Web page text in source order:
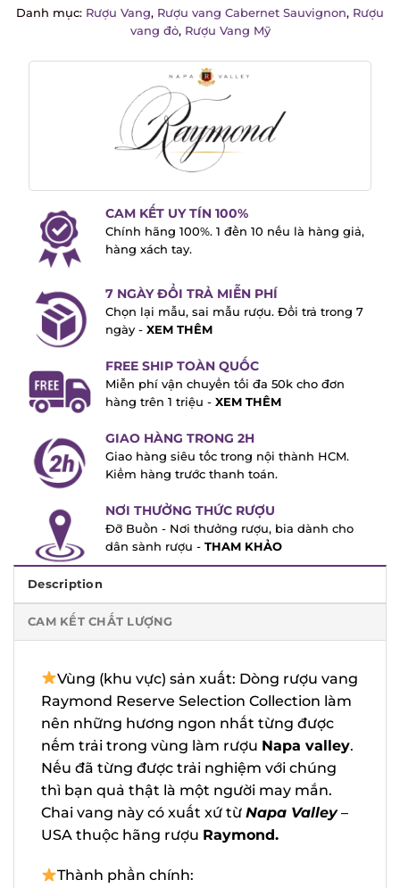
Mã:RD+RA06
Rượu Vang,Rượu vang Cabernet Sauvignon
CAM KẾT UY TÍN 100%
Chính hãng 100%. 1 đền 10 nếu là hàng
7 NGÀY ĐỔI TRẢ MIỄN PHÍ
Chọn lại mẫu, sai mẫu rượu. Đổi trả trong
FREE SHIP TOÀN QUỐC
Miễn phí vận chuyển tối đa 50k cho đơn
GIAO HÀNG TRONG 2H
Giao hàng siêu tốc trong nội thành HCM.
NƠI THƯỞNG THỨC RƯỢU
Đỡ Buồn - Nơi thưởng rượu, bia dành cho
dân sành rượu - THAM KHẢO
Description
CAM KẾT CHẤT LƯỢNG
Vùng (khu vực) sản xuất: Dòng rượu
vang Raymond Reserve Selection
Collection làm nên những hương ngon
nhất từng được nếm trải trong vùng làm
rượuNapa valley. Nếu đã từng được trải
nghiệm với chúng thì bạn quả thật là một
người may mắn. Chai vang này có xuất xứ
rượuRaymond.